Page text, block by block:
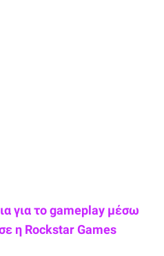
για το gameplay μέσω
η Rockstar Games